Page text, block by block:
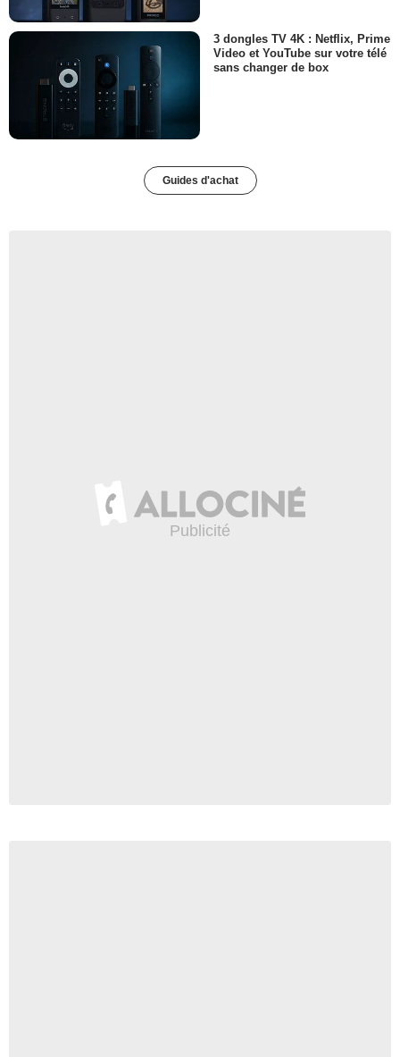
3 dongles TV 4K : Netflix, Prime
Video et YouTube sur votre télé
sans changer de box
Guides d'achat